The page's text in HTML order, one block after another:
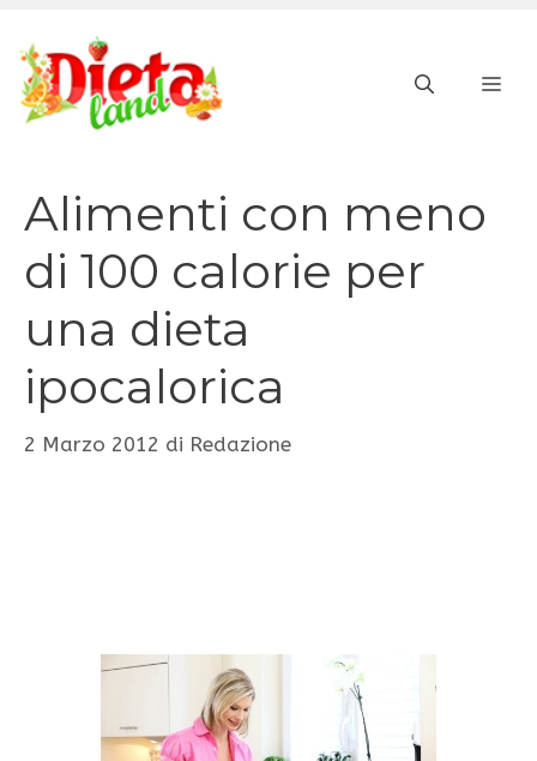
contenuto
Alimenti con meno
di 100 calorie per
una dieta
ipocalorica
2 Marzo 2012 di Redazione